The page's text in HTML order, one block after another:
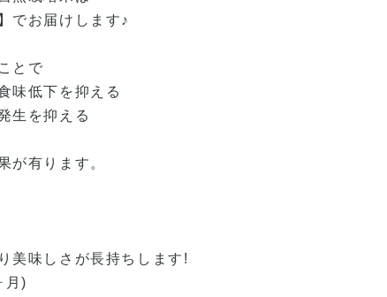
でお届けします♪
とで
味低下を抑える
生を抑える
が有ります。
美味しさが長持ちします!
月)